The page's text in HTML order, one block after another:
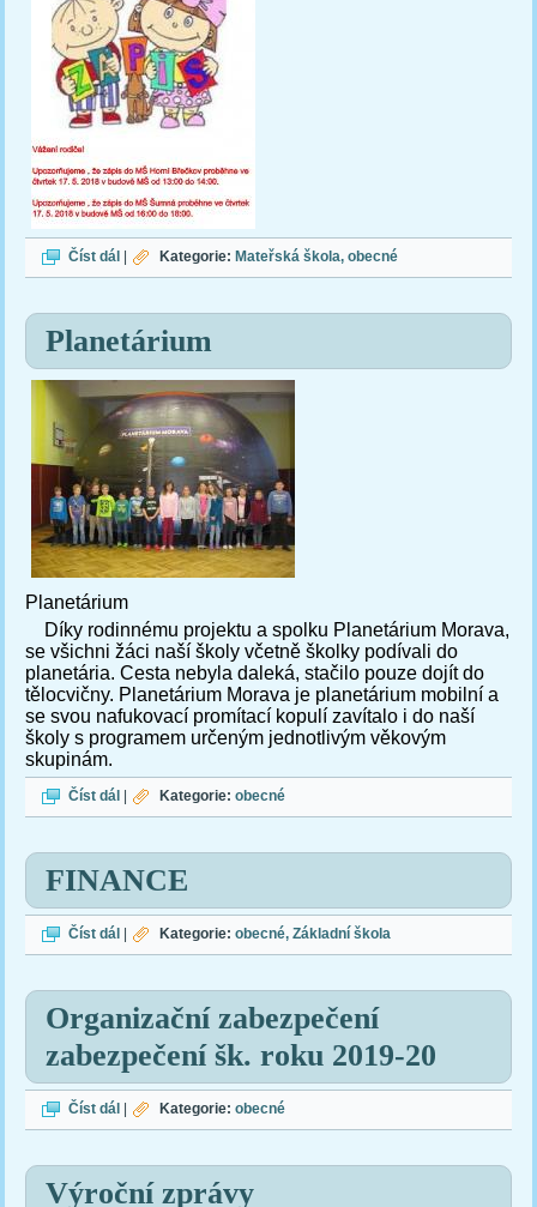
Číst dál Zápis Kategorie: Mateřská škola obecné
Planetárium
Planetárium
Díky rodinnému projektu a spolku Planetárium Morava,
se všichni žáci naší školy včetně školky podívali do
planetária. Cesta nebyla daleká, stačilo pouze dojít do
tělocvičny. Planetárium Morava je planetárium mobilní a
se svou nafukovací promítací kopulí zavítalo i do naší
školy s programem určeným jednotlivým věkovým
skupinám.
Číst dál Planetárium
Kategorie:obecné
FINANCE
Číst dál FINANCEKategorie:obecné Základní škola
Organizační zabezpečení
zabezpečení šk. roku 2019-20
Číst dál Organizační zabezpečení zabezpečení šk. roku 2019-20
Kategorie:obecné
Výroční zprávy